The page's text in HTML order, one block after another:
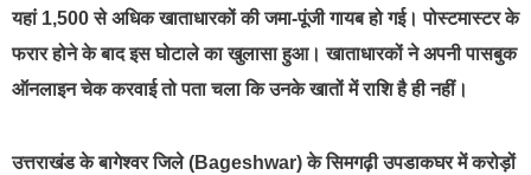
यहां 1,500 से अधिक खाताधारकों की जमा-पूंजी गायब हो गई। पोस्टमास्टर के
फरार होने के बाद इस घोटाले का खुलासा हुआ। खाताधारकों ने अपनी पासबुक
ऑनलाइन चेक करवाई तो पता चला कि उनके खातों में राशि है ही नहीं।
उत्तराखंड के बागेश्वर जिले (Bageshwar) के सिमगढ़ी उपडाकघर में करोड़ों